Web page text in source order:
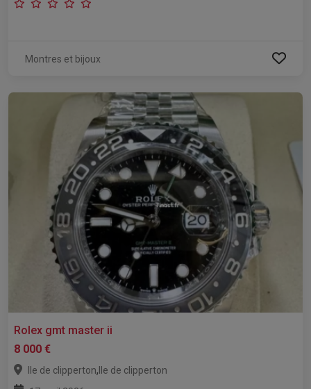
Montres et bijoux
Rolex gmt master ii
8 000 €
Ile de clipperton, Ile de clipperton